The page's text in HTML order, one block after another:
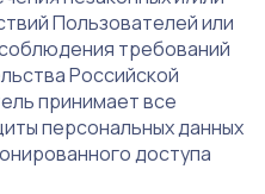
Пользователей или
требований
Российской
принимает все
персональных данных
доступа